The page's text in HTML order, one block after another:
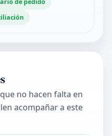
no hacen falta en
acompañar a este